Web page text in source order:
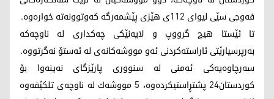
فه‌وجی سێی لیوای 112ی هێزی پێشمه‌رگه‌ كه‌وتوونه‌ته‌ خواره‌وه‌.
تا ئێستا هیچ گرووپ و لایه‌نێكی چه‌كداری له‌ ناوچه‌كه‌
به‌رپرسیارێتی ئاراسته‌كردنی ئه‌و مووشه‌كانه‌ی له‌ ئه‌ستۆ نه‌گرتووه‌.
سه‌رچاوه‌یه‌كی ئه‌منی له‌ سنووری پارێزگای نه‌ینه‌وا بۆ
كوردستان24 پشتڕاستیكرده‌وه‌، 5 مووشه‌ك له‌ ناوچه‌ی تلكێفه‌وه‌